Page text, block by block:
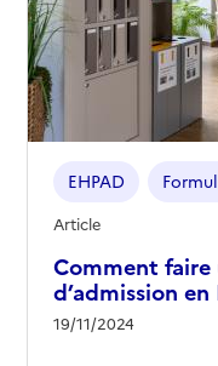
Comment faire
d’admission en
19/11/2024
EHPAD
Article